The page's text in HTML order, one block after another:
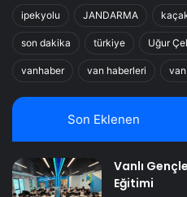
ipekyolu JANDARMA
son dakika türkiye Uğur
vanhaber van haberleri
Son Eklenen
Vanlı
Eğitimi